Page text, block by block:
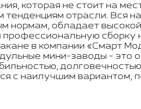
которая не стоит на
отрасли. Вся
нормам, обладает
сборку
в компании «Смарт
мини-заводы - это
с наилучшим вариантом,